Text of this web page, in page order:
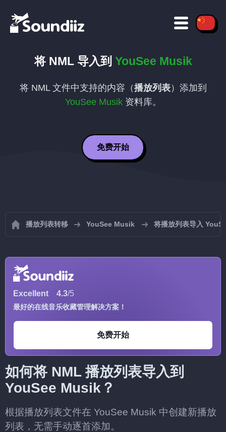
将 NML导入到 YouSee Musik
将 NML文件中支持的内容（播放列表）添加到
YouSee Musik资料库。
免费开始
播放列表转移 YouSee Musik 将播放列表导入
Excellent 4.3/5
最好的在线音乐收藏管理解决方案！
免费开始
如何将 NML 播放列表导入到
YouSee Musik？
根据播放列表文件在 YouSee Musik 中创建新播放
列表，无需手动逐首添加。